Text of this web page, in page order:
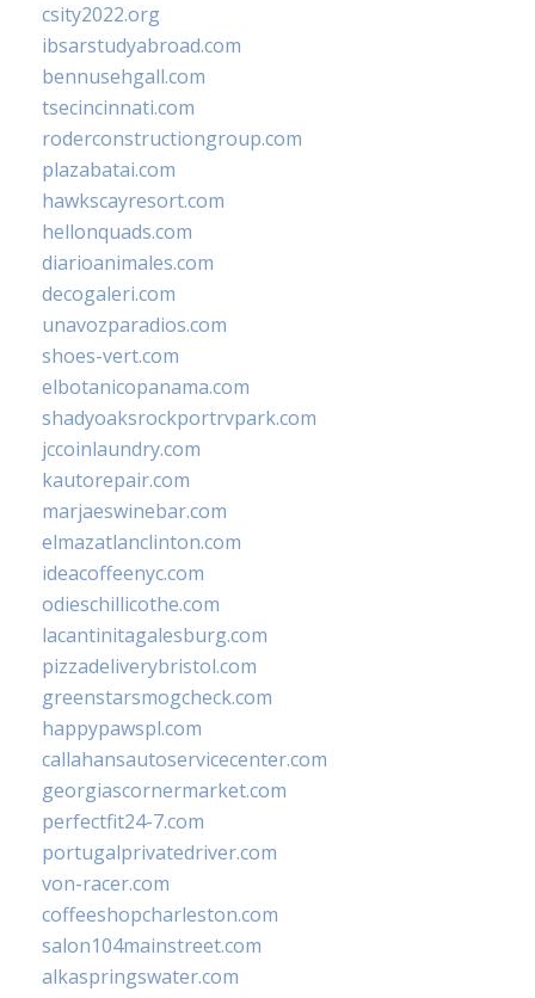
csity2022.org
ibsarstudyabroad.com
bennusehgall.com
tsecincinnati.com
roderconstructiongroup.com
plazabatai.com
hawkscayresort.com
hellonquads.com
diarioanimales.com
decogaleri.com
unavozparadios.com
shoes-vert.com
elbotanicopanama.com
shadyoaksrockportrvpark.com
jccoinlaundry.com
kautorepair.com
marjaeswinebar.com
elmazatlanclinton.com
ideacoffeenyc.com
odieschillicothe.com
lacantinitagalesburg.com
pizzadeliverybristol.com
greenstarsmogcheck.com
happypawspl.com
callahansautoservicecenter.com
georgiascornermarket.com
perfectfit24-7.com
portugalprivatedriver.com
von-racer.com
coffeeshopcharleston.com
salon104mainstreet.com
alkaspringswater.com